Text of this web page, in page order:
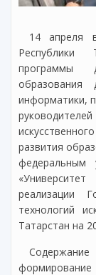
14 апреля
Республики
программы
образования
информатики,
развития
реализации
технологий
Татарстан на